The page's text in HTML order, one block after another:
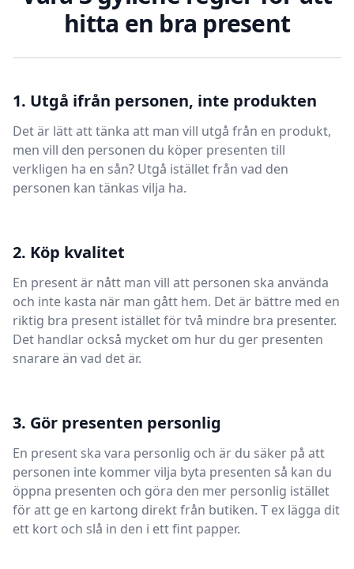
hitta en bra present
1. Utgå ifrån personen, inte produkten
Det är lätt att tänka att man vill utgå från en produkt,
men vill den personen du köper presenten till
verkligen ha en sån? Utgå istället från vad den
personen kan tänkas vilja ha.
2. Köp kvalitet
En present är nått man vill att personen ska använda
och inte kasta när man gått hem. Det är bättre med en
riktig bra present istället för två mindre bra presenter.
Det handlar också mycket om hur du ger presenten
snarare än vad det är.
3. Gör presenten personlig
En present ska vara personlig och är du säker på att
personen inte kommer vilja byta presenten så kan du
öppna presenten och göra den mer personlig istället
för att ge en kartong direkt från butiken. T ex lägga dit
ett kort och slå in den i ett fint papper.